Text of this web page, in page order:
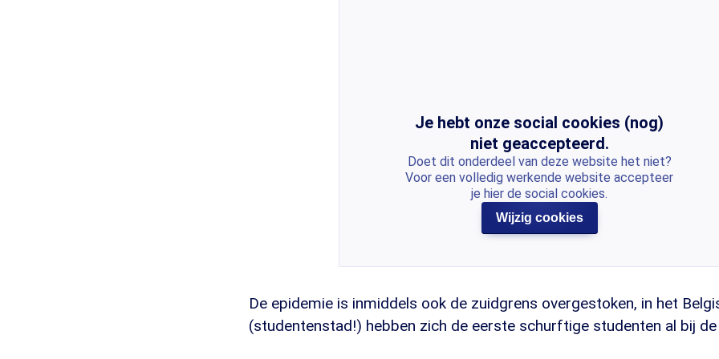
Je hebt onze social cookies (nog)
niet geaccepteerd.
Doet dit onderdeel van deze website het niet?
Voor een volledig werkende website accepteer
je hier de social cookies.
Wijzig cookies
De epidemie is inmiddels ook de zuidgrens overgestoken, in het
(studentenstad!) hebben zich de eerste schurftige studenten al bij